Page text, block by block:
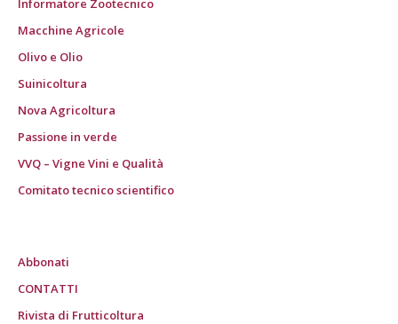
Informatore Zootecnico
Macchine Agricole
Olivo e Olio
Suinicoltura
Nova Agricoltura
Passione in verde
VVQ – Vigne Vini e Qualità
Comitato tecnico scientifico
Abbonati
CONTATTI
Rivista di Frutticoltura